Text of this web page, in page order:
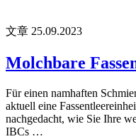
文章 25.09.2023
Molchbare
Für einen namhaften
aktuell eine
nachgedacht, wie Sie Ihre
IBCs …